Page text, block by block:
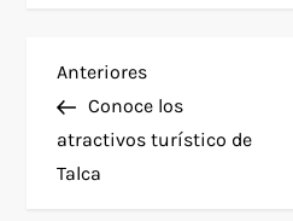
N
a
v
Entrada
anterior
Anteriores
Conoce los
atractivos turístico de
Talca